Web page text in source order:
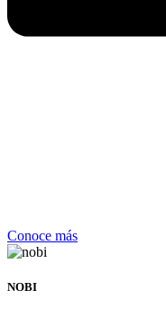
Conoce más
NOBI